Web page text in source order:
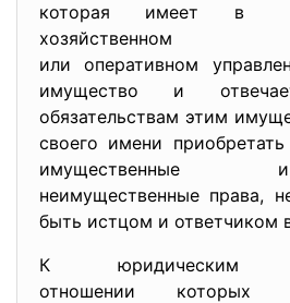
которая имеет в
или оперативном
имущество и
обязательствам этим
своего имени
неимущественные права,
быть истцом и ответчиком
К
отношении которых